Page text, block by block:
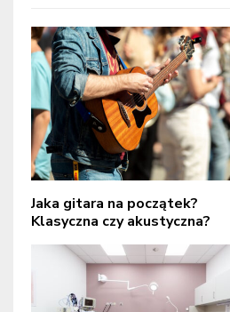
Jaka gitara na początek?
Klasyczna czy akustyczna?